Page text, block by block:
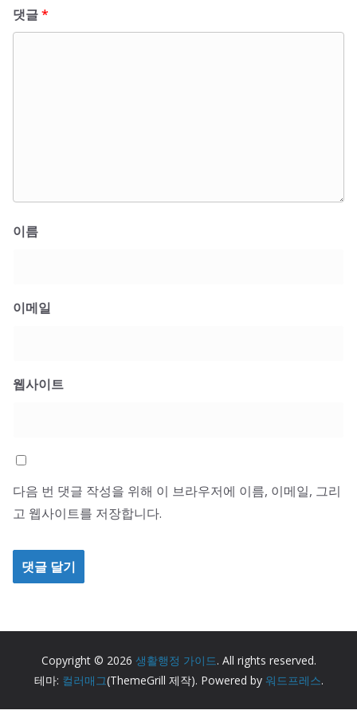
댓글*
이름
이메일
웹사이트
다음 번 댓글 작성을 위해 이 브라우저에 이름, 이메일, 그리
고 웹사이트를 저장합니다.
Copyright © 2026 생활행정 가이드. All rights reserved.
테마: 컬러매그(ThemeGrill 제작). Powered by 워드프레스.